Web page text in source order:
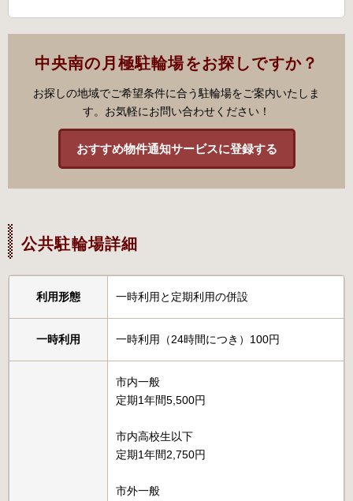
中央南の月極駐輪場をお探しですか？
お探しの地域でご希望条件に合う駐輪場をご案内いたしま
す。お気軽にお問い合わせください！
おすすめ物件通知サービスに登録する
公共駐輪場詳細
利用形態 一時利用と定期利用の併設
一時利用 一時利用（24時間につき）100円
市内一般
定期1年間5,500円
市内高校生以下
定期1年間2,750円
市外一般